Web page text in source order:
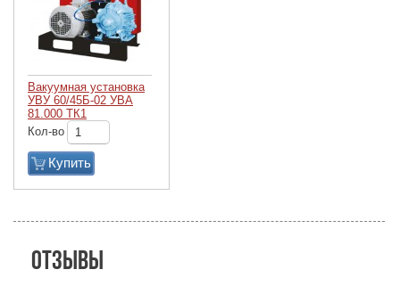
Вакуумная установка
УВУ 60/45Б-02 УВА
81.000 ТК1
Кол-во
Купить
Отзывы